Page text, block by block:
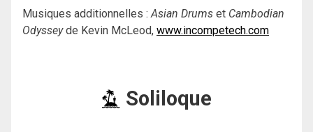
Musiques additionnelles :Asian Drums et Cambodian
Odysseyde Kevin McLeod, www.incompetech.com
Soliloque